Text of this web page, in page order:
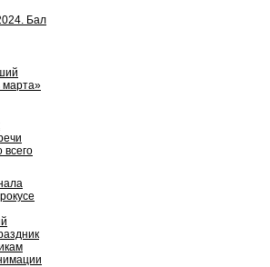
Бал
марта»
всего